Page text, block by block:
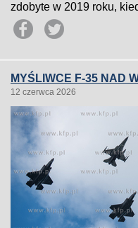
zdobyte w 2019 roku,
MYŚLIWCE F-35 NAD
12 czerwca 2026